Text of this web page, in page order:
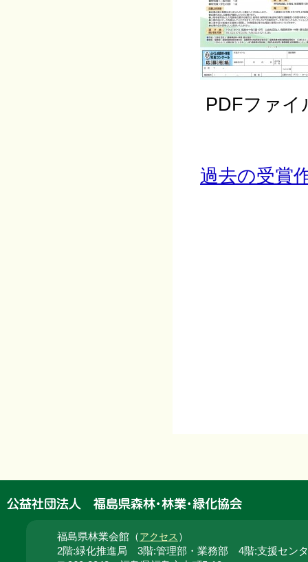
PDFファ
過去の受賞
福島県林業会館（ アクセス ）
2階:緑化推進局 3階:管理部・業務部 4階:支援セン